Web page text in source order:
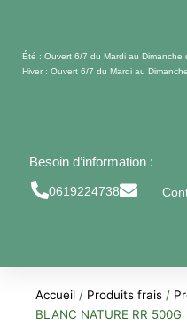
contenuÉté : Ouvert 6/7 du Mardi au Dimanche
Hiver : Ouvert 6/7 du Mardi au
Besoin d’information :
0619224738
Accueil / Produits frais /
BLANC NATURE RR 500G